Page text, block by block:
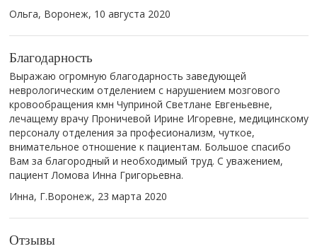
Ольга, Воронеж, 10 августа 2020
Благодарность
Выражаю огромную благодарность заведующей
неврологическим отделением с нарушением мозгового
кровообращения кмн Чуприной Светлане Евгеньевне,
лечащему врачу Проничевой Ирине Игоревне, медицинскому
персоналу отделения за професионализм, чуткое,
внимательное отношение к пациентам. Большое спасибо
Вам за благородный и необходимый труд. С уважением,
пациент Ломова Инна Григорьевна.
Инна, Г.Воронеж, 23 марта 2020
Отзывы